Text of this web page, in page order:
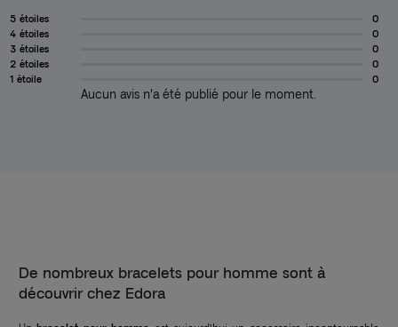
5 étoiles
0
4 étoiles
0
3 étoiles
0
2 étoiles
0
1 étoile
0
Aucun avis n'a été publié pour le moment.
De nombreux bracelets pour homme sont à
découvrir chez Edora